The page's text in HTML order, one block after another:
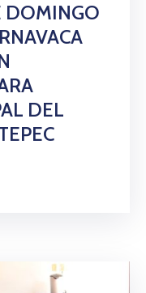
DOMINGO
DEL